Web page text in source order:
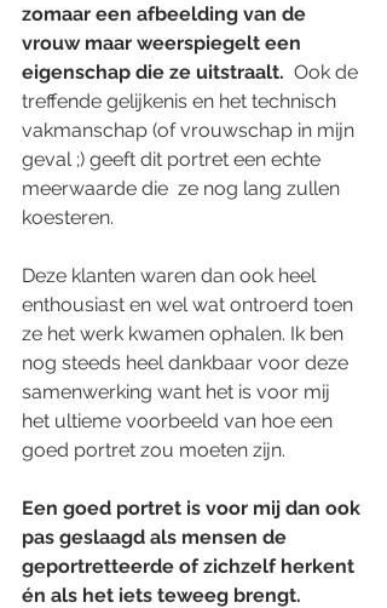
zomaar een afbeelding van de
vrouw maar weerspiegelt een
eigenschap die ze uitstraalt. Ook de
treffende gelijkenis en het technisch
vakmanschap (of vrouwschap in mijn
geval ;) geeft dit portret een echte
meerwaarde die  ze nog lang zullen
koesteren.
Deze klanten waren dan ook heel
enthousiast en wel wat ontroerd toen
ze het werk kwamen ophalen. Ik ben
nog steeds heel dankbaar voor deze
samenwerking want het is voor mij
het ultieme voorbeeld van hoe een
goed portret zou moeten zijn.
Een goed portret is voor mij dan ook
pas geslaagd als mensen de
geportretteerde of zichzelf herkent
én als het iets teweeg brengt.